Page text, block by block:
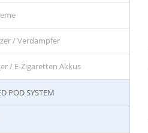
/ Verdampfer
/ E-Zigaretten Akkus
POD SYSTEM